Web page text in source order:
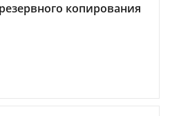
копирования